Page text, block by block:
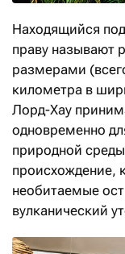
Находящийся
праву называют
размерами
километра в
Лорд-Хау
одновременно
природной
происхождение,
необитаемые
вулканический